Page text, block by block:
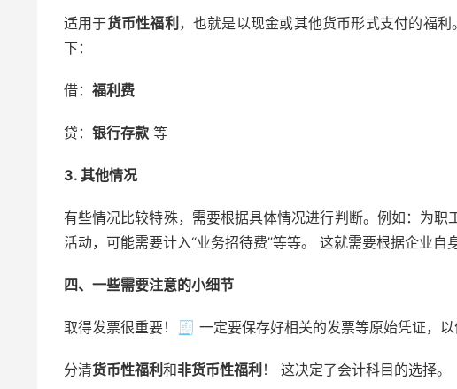
适用于货币性福利 ，也就是以现金或其他货币形式支付的福
下：
借： 福利费
贷： 银行存款 等
3. 其他情况
有些情况比较特殊，需要根据具体情况进行判断。例如：为
活动，可能需要计入“业务招待费”等等。 这就需要根据企业
四、一些需要注意的小细节
取得发票很重要！🧾 一定要保存好相关的发票等原始凭证，以
分清货币性福利 和非货币性福利 ！ 这决定了会计科目的选择。